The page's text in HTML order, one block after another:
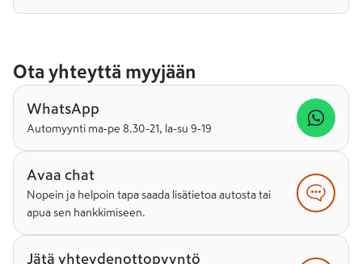
Ota yhteyttä myyjään
WhatsApp
Automyynti ma-pe 8.30-21, la-su 9-19
Avaa chat
Nopein ja helpoin tapa saada lisätietoa autosta tai
apua sen hankkimiseen.
Jätä yhteydenottopyyntö